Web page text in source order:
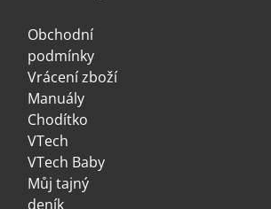
Obchodní
podmínky
Vrácení zboží
Manuály
Chodítko
VTech
VTech Baby
Můj tajný
deník